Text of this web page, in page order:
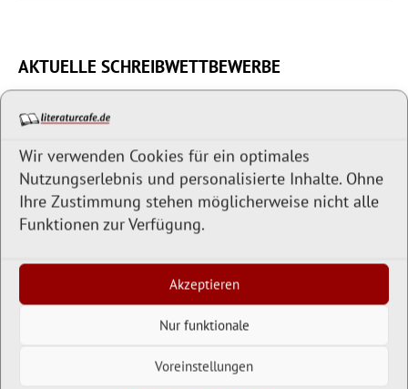
Wir verwenden Cookies für ein optimales
Nutzungserlebnis und personalisierte Inhalte. Ohne
Ihre Zustimmung stehen möglicherweise nicht alle
Funktionen zur Verfügung.
Akzeptieren
Nur funktionale
Voreinstellungen
AKTUELLE SCHREIBWETTBEWERBE
Liste aktueller Schreibwettbewerbe:
Liste der Schreibwettbewerbe »
Punkte 0Tage
In Cornelia Funkes Fantasy-Trilogie
außergewöhnliche und gefährliche Gabe.